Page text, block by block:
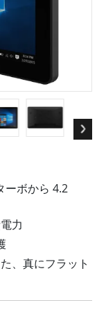
ーボから 4.2
力
、真にフラット